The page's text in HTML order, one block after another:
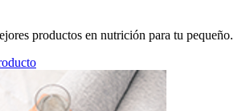
productos en nutrición para tu pequeño.